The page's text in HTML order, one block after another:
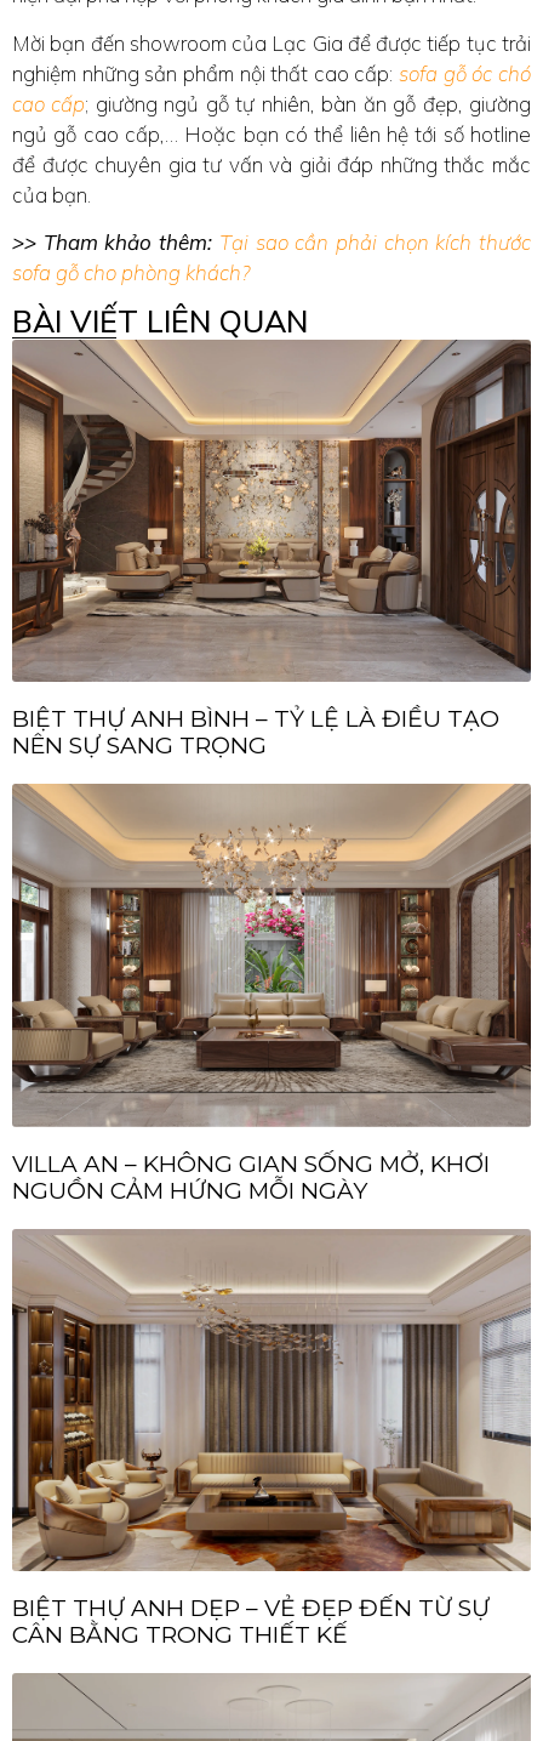
Mời bạn đến showroom của Lạc Gia để được tiếp tục trải
nghiệm những sản phẩm nội thất cao cấp:sofa gỗ óc chó
cao cấp; giường ngủ gỗ tự nhiên, bàn ăn gỗ đẹp, giường
ngủ gỗ cao cấp,… Hoặc bạn có thể liên hệ tới số hotline
để được chuyên gia tư vấn và giải đáp những thắc mắc
của bạn.
>> Tham khảo thêm: Tại sao cần phải chọn kích thước
sofa gỗ cho phòng khách?
BÀI VIẾT LIÊN QUAN
BIỆT THỰ ANH BÌNH – TỶ LỆ LÀ ĐIỀU TẠO
NÊN SỰ SANG TRỌNG
VILLA AN – KHÔNG GIAN SỐNG MỞ, KHƠI
NGUỒN CẢM HỨNG MỖI NGÀY
BIỆT THỰ ANH DẸP – VẺ ĐẸP ĐẾN TỪ SỰ
CÂN BẰNG TRONG THIẾT KẾ